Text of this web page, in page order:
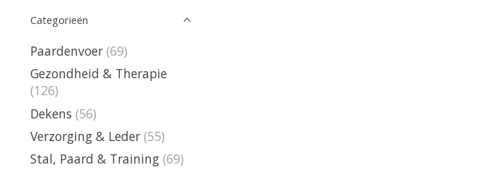
Categorieën
Paardenvoer (69)
Gezondheid & Therapie
(126)
Dekens (56)
Verzorging & Leder (55)
Stal, Paard & Training (69)